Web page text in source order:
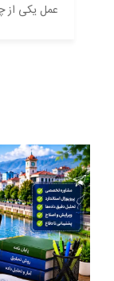
عمل یکی از